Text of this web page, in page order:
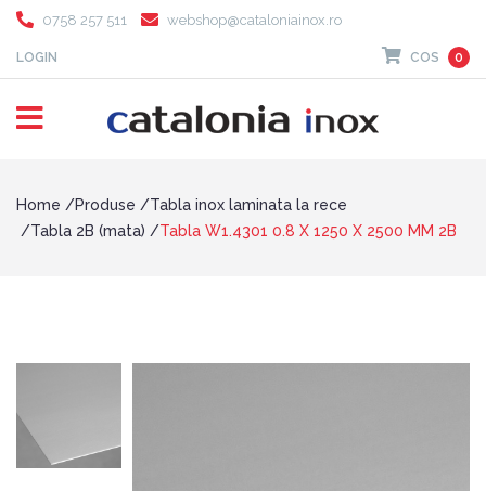
0758 257 511 webshop@cataloniainox.ro
LOGIN COS 0
Home Produse
Tabla inox laminata la rece
Tabla 2B (mata)
Tabla W1.4301 0.8 X 1250 X 2500 MM 2B